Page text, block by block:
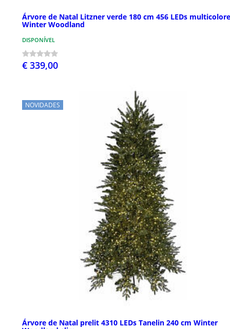
Árvore de Natal Litzner verde 180 cm 456 LEDs
Winter Woodland
DISPONÍVEL
€ 339,00
NOVIDADES
Árvore de Natal prelit 4310 LEDs Tanelin 240 cm Winter